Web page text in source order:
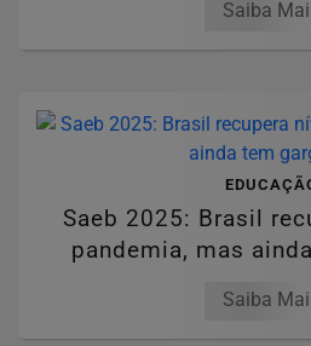
Saiba
Saeb 2025: Brasil
pandemia, mas
Saiba